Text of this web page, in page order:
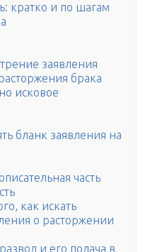
кратко и по шагам
заявления
брака
исковое
бланк заявления на
часть
как искать
о расторжении
и его подача в